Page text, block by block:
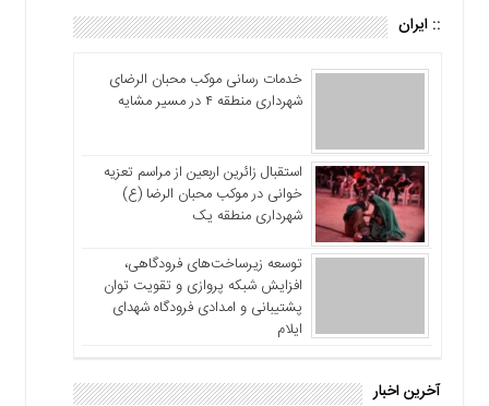
:: ایران
خدمات رسانی موکب محبان الرضای
شهرداری منطقه ۴ در مسیر مشایه
استقبال زائرین اربعین از مراسم تعزیه
خوانی در موکب محبان الرضا (ع)
شهرداری منطقه یک
توسعه زیرساخت‌های فرودگاهی،
افزایش شبکه پروازی و تقویت توان
پشتیبانی و امدادی فرودگاه شهدای
ایلام
آخرین اخبار